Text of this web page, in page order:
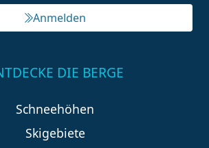
Anmelden
DIE BERGE
Schneehöhen
Skigebiete